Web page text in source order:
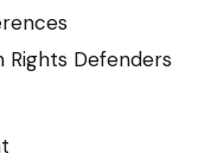
Defenders